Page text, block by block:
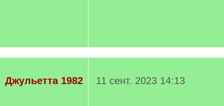
Джульетта 1982 11 сент. 2023 14:13